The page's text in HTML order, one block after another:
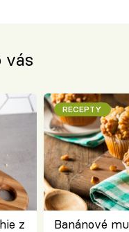
vás
z
RECEPTY
Banánové